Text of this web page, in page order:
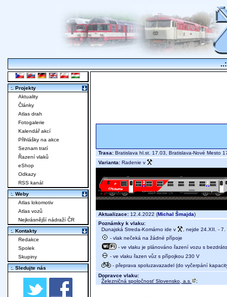
Trasa: Bratislava hl.st. 17.03, Bratislava-Nové
Varianta: Radenie v
Aktualizace: 12.4.2022 (Michal Šmajda)
Poznámky k vlaku:
Dunajská Streda-Komárno ide v
, nejde 24.XII. - 7.
- vlak nečeká na žádné přípoje
- ve vlaku je plánováno řazení vozu s
- ve vlaku řazen vůz s přípojkou 230 V
- přeprava spoluzavazadel (do vyčerpání
Dopravce vlaku:
Železničná spoločnosť Slovensko, a.s.
;
:. Projekty
Aktuality
Články
Atlas drah
Fotogalerie
Kalendář akcí
Přihlášky na akce
Seznam tratí
Řazení vlaků
eShop
Odkazy
RSS kanál
:. Weby
Atlas lokomotiv
Atlas vozů
Nejkrásnější nádraží ČR
:. Kontakty
Redakce
Spolek
Skupiny
:. Sledujte nás